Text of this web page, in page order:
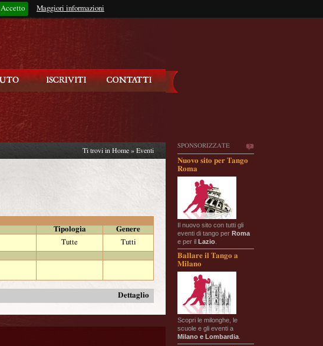
Accetto Maggiori informazioni
Rimani connesso?
SPONSORIZZATE
Nuovo sito per Tango
Roma
Il nuovo sito con tutti gli
eventi di tango per Roma
e per il Lazio
Ballare il Tango a
Milano
Scopri le milonghe, le
scuole e gli eventi a
Milano e Lombardia
Ti trovi in Home » Eventi
Tipologia
Genere
Tutte
Tutti
Dettaglio